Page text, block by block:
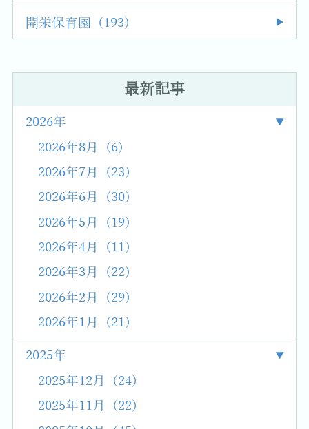
開栄保育園 (193)
最新記事
2026年
2026年8月 (6)
2026年7月 (23)
2026年6月 (30)
2026年5月 (19)
2026年4月 (11)
2026年3月 (22)
2026年2月 (29)
2026年1月 (21)
2025年
2025年12月 (24)
2025年11月 (22)